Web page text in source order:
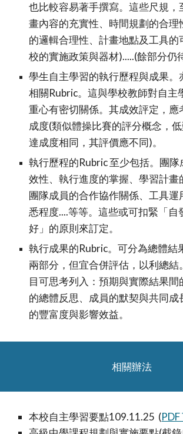
也比較容易著手撰寫。這些尺規，
畫內容的充實性、時間規劃的合理
的邏輯合理性、計畫地點及工具的
校的實施政策與器材).....(餘部分仍
學生自主學習的執行歷程與成果。
相關Rubric。這與學校教師對自主
重心有密切關係。其成效評定，應
成度(類似體操比賽的評分概念，低
達成度相同，其評價應不同)。
執行歷程的Rubric 至少包括。團
效性、執行進度的掌握、學習計畫
團隊成員的合作協作關係、工具運
悉程度....等等。這些或可扣緊「自
好」的原則來訂定。
執行成果的Rubric。可分為總體結
兩部分，但宜合併評估，以利總結
目可思考列入：預期與實際結果間
的總體反思、成員的默契與共同成
的豐富度與影響效益。
相關辦法
本校自主學習要點109.11.25 (